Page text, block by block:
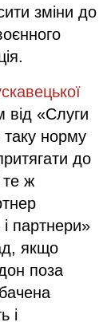
зміни до
від «Слуги
таку норму
до
те ж
партнери»
якщо
поза
і